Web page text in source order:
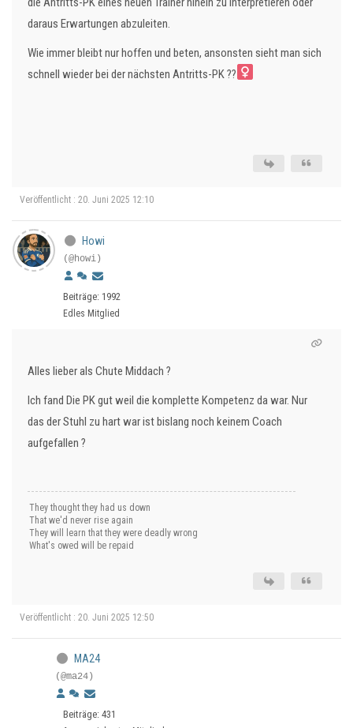
daraus Erwartungen abzuleiten.
Wie immer bleibt nur hoffen und beten, ansonsten sieht man sich
schnell wieder bei der nächsten Antritts-PK ??‍
Veröffentlicht : 20. Juni 2025 12:10
Howi
(@howi)
Beiträge: 1992
Edles Mitglied
Alles lieber als Chute Middach ?
Ich fand Die PK gut weil die komplette Kompetenz da war. Nur
das der Stuhl zu hart war ist bislang noch keinem Coach
aufgefallen ?
They thought they had us down
That we'd never rise again
They will learn that they were deadly wrong
What's owed will be repaid
Veröffentlicht : 20. Juni 2025 12:50
MA24
(@ma24)
Beiträge: 431